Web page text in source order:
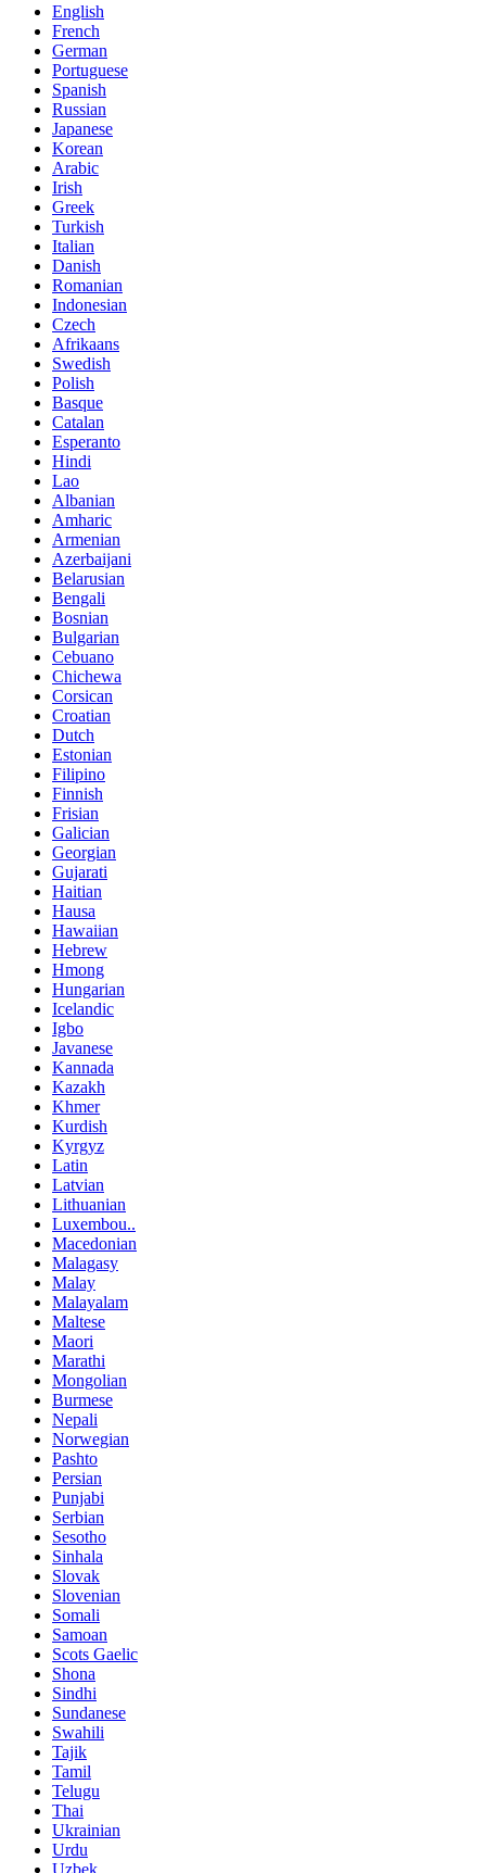
English
French
German
Portuguese
Spanish
Russian
Japanese
Korean
Arabic
Irish
Greek
Turkish
Italian
Danish
Romanian
Indonesian
Czech
Afrikaans
Swedish
Polish
Basque
Catalan
Esperanto
Hindi
Lao
Albanian
Amharic
Armenian
Azerbaijani
Belarusian
Bengali
Bosnian
Bulgarian
Cebuano
Chichewa
Corsican
Croatian
Dutch
Estonian
Filipino
Finnish
Frisian
Galician
Georgian
Gujarati
Haitian
Hausa
Hawaiian
Hebrew
Hmong
Hungarian
Icelandic
Igbo
Javanese
Kannada
Kazakh
Khmer
Kurdish
Kyrgyz
Latin
Latvian
Lithuanian
Luxembou..
Macedonian
Malagasy
Malay
Malayalam
Maltese
Maori
Marathi
Mongolian
Burmese
Nepali
Norwegian
Pashto
Persian
Punjabi
Serbian
Sesotho
Sinhala
Slovak
Slovenian
Somali
Samoan
Scots Gaelic
Shona
Sindhi
Sundanese
Swahili
Tajik
Tamil
Telugu
Thai
Ukrainian
Urdu
Uzbek